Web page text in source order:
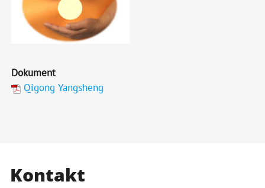
Dokument
Qigong Yangsheng
Kontakt